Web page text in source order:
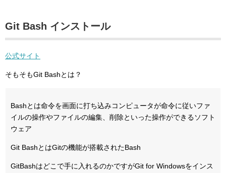
Git Bash インストール
公式サイト
そもそもGit Bashとは？
Bashとは命令を画面に打ち込みコンピュータが命令に従いファ
イルの操作やファイルの編集、削除といった操作ができるソフト
ウェア
Git BashとはGitの機能が搭載されたBash
GitBashはどこで手に入れるのかですがGit for Windowsをインス